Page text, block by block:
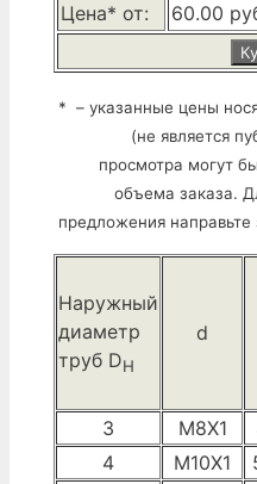
Цена* от:
60.00
* – указанные цены
(не является
просмотра могут
объема заказа.
предложения
Наружный
диаметр
труб DH
d
3 М8Х1
4
М10Х1